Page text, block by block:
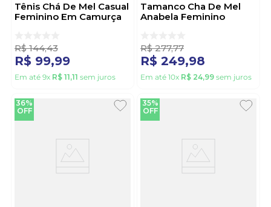
Tênis Chá De Mel Casual
Feminino Em Camurça
R$ 144,43
R$ 99,99
Em até 9x R$ 11,11 sem juros
Tamanco Cha De Mel
Anabela Feminino
R$ 277,77
R$ 249,98
Em até 10x R$ 24,99 sem juros
36%
OFF
35%
OFF